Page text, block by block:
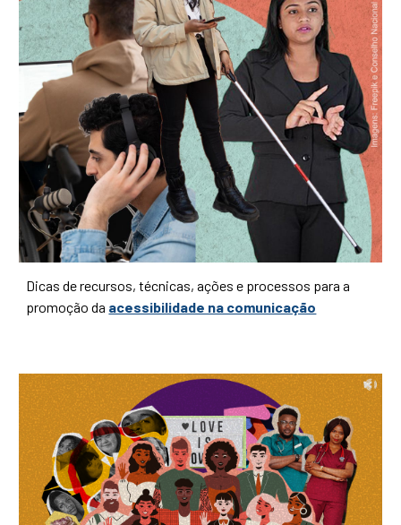
Dicas de recursos, técnicas, ações e processos para a
promoção da acessibilidade na comunicação